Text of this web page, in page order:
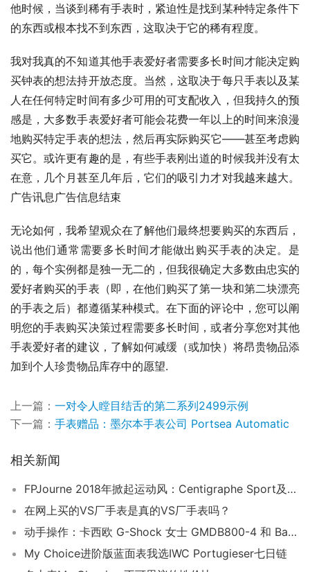
他时候，当谈到稀有手表时，紧迫性是找到某种特定条件下
的东西或根本找不到东西，这取决于它的稀有程度。
我对我真的不知道其他手表爱好者需要多长时间才能决定购
买钟表的想法持开放态度。当然，这取决于每只手表以及某
人在任何特定时间有多少可用的可支配收入，但我持久的预
感是，大多数手表爱好者可能会花费一年以上的时间来浪漫
地购买特定手表的想法，然后再实际购买它——甚至考虑购
买它。或许更有趣的是，有些手表刚出道的时候我并没有太
在意，几个月甚至几年后，它们的吸引力才对我越来越大。
广告讯息广告信息结束
无论如何，我希望观众在了解他们最终想要购买的东西后，
说出他们通常需要多长时间才能做出购买手表的决定。是
的，每个实例都是独一无二的，但我很确定大多数由忠实的
爱好者购买的手表（即，在他们购买了第一块和第二块漂亮
的手表之后）都遵循某种模式。在下面的评论中，您可以阐
明您的手表购买决策过程需要多长时间，或者分享您对其他
手表爱好者的建议，了解如何减缓（或加快）将昂贵物品添
加到个人珍贵物品库存中的愿望.
上一篇： 一对令人瞠目结舌的第二系列2499示例
下一篇： 手表赠品：墨尔本手表公司 Portsea Automatic
相关新闻
FPJourne 2018年掀起运动风：Centigraphe Sport及Octa Sport推出钛金属亮黄表盘版本
在网上买的VS厂手表是真的VS厂手表吗？
动手操作：卡西欧 G-Shock 女士 GMDB800-4 和 Baby-G BG169G-7B
My Choice进阶版蓝面表我选IWC Portugieser七日链